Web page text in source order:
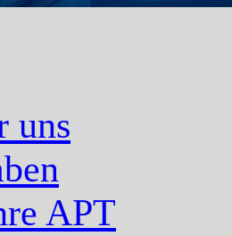
uns
APT